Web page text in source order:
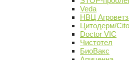
Veda
НВЦ
Цитодерм/
Doctor VIC
Чистотел
БиоВакс